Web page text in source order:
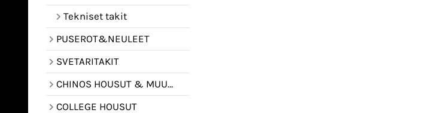
Tekniset takit
PUSEROT&NEULEET
SVETARITAKIT
CHINOS HOUSUT & MUUT HOUSUT
COLLEGE HOUSUT